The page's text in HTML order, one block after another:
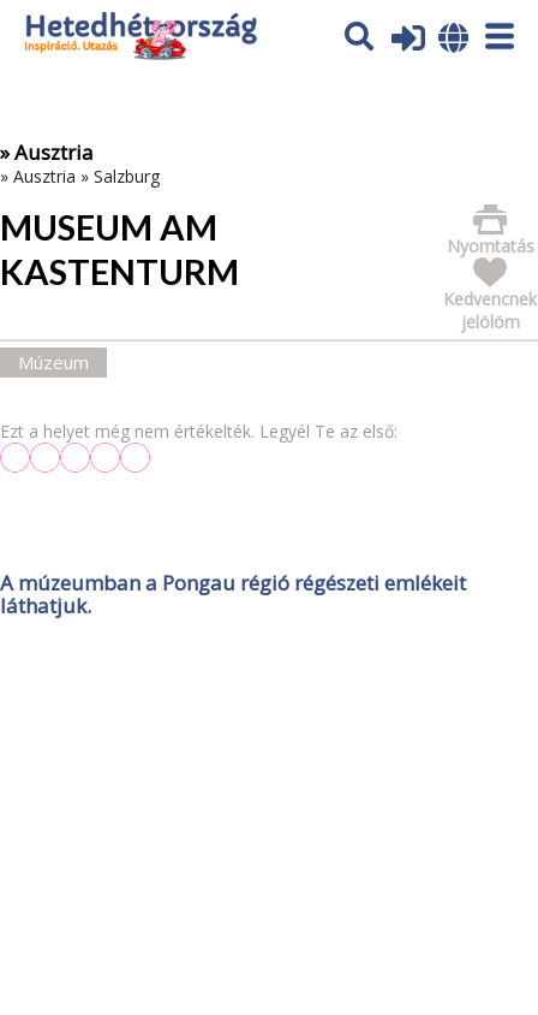
Az oldal sütiket (cookies) használ. További tájékoztatás itt:
Adatvédelmi tájékoztató
» Ausztria
» Ausztria » Salzburg
MUSEUM AM
KASTENTURM
Nyomtatás
Kedvencnek
jelölöm
Múzeum
Ezt a helyet még nem értékelték. Legyél Te az első:
A múzeumban a Pongau régió régészeti emlékeit
láthatjuk.